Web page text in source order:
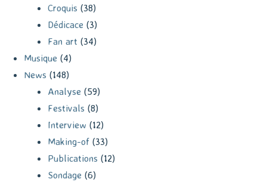
Croquis (38)
Dédicace (3)
Fan art (34)
Musique (4)
News (148)
Analyse (59)
Festivals (8)
Interview (12)
Making-of (33)
Publications (12)
Sondage (6)